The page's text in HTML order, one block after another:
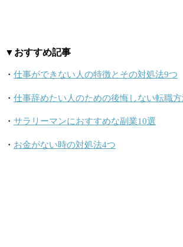
▼おすすめ記事
・ 仕事ができない人の特徴とその対処法9つ
・ 仕事辞めたい人のための後悔しない転職方
・ サラリーマンにおすすめな副業10選
・ お金がない時の対処法4つ